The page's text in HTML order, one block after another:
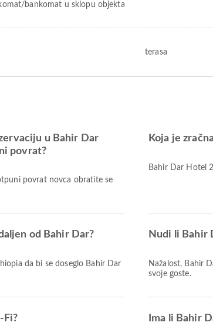
bankomat u sklopu objekta
terasa
u Bahir Dar
povrat?
povrat novca obratite se
Koja je
Bahir Dar Hotel
od Bahir Dar?
da bi se doseglo Bahir Dar
Nudi li Bahir
Nažalost, Bahir
svoje goste.
Fi? Ima li Bahir